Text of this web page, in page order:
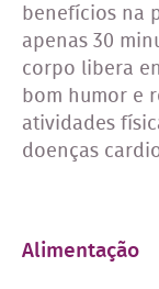
benefícios na
apenas 30
corpo libera
bom humor e
atividades
doenças
Alimentação